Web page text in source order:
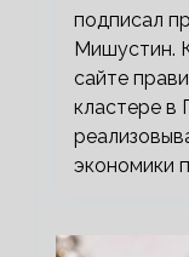
подписал
Мишустин.
сайте
кластере в
экономики